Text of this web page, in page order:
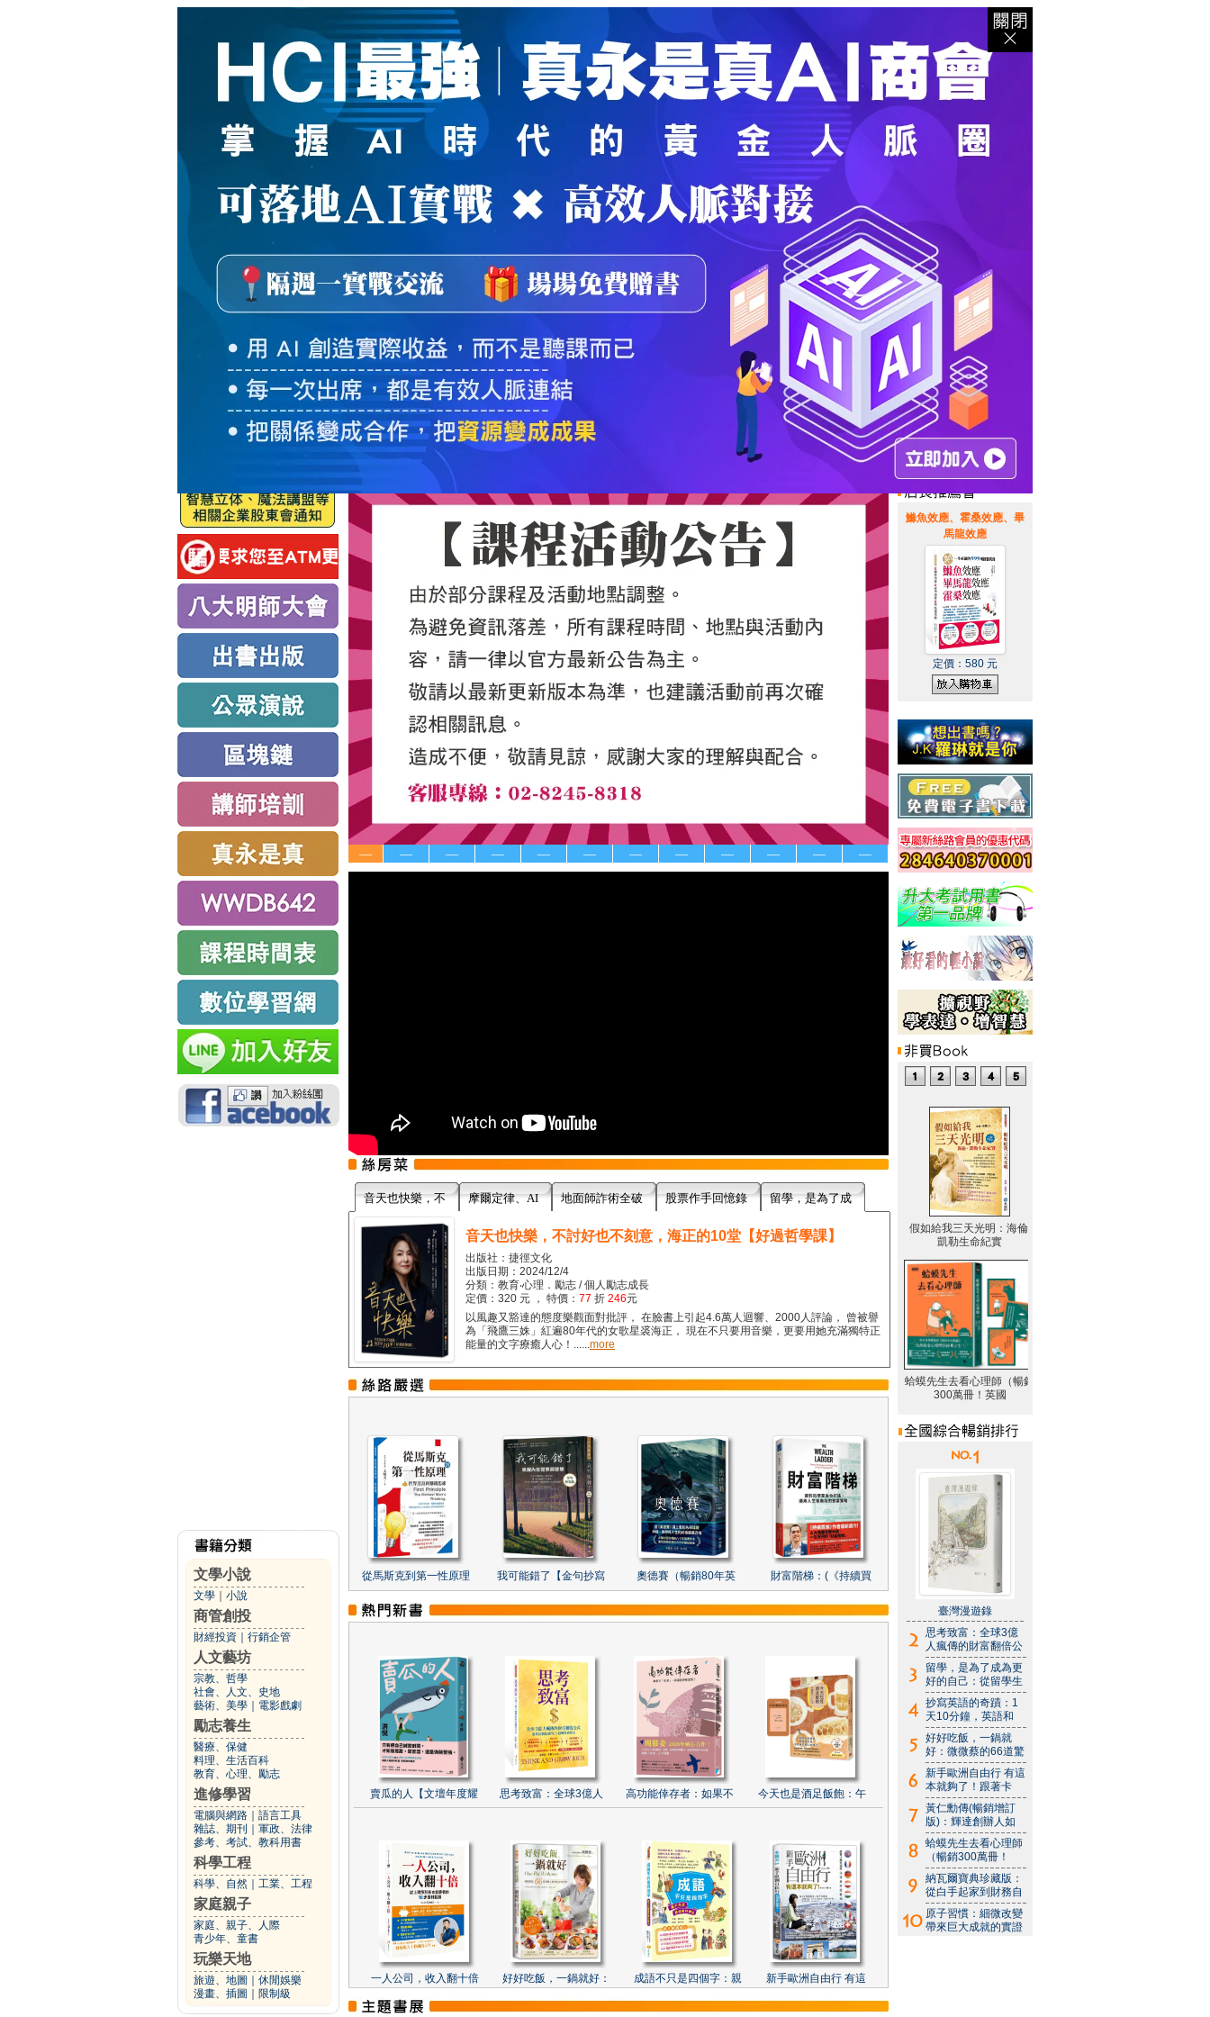
登入｜註冊｜會員中心 結帳
魔法弟子｜自資出版｜電子書 ｜客服中心｜ 智慧型立体會員
國際級品牌課程|優惠通知|霹靂英雄音樂精選|
文學小說
文學 小說
商管創投
財經投資 行銷企管
人文藝坊
宗教、哲學
社會、人文、史地
藝術、美學
電影戲劇
勵志養生
醫療、保健
料理、生活百科
教育、心理、勵志
進修學習
電腦與網路
語言工具
雜誌、期刊
軍政、法律
參考、考試、教科用書
科學工程
科學、自然 工業、工程
家庭親子
家庭、親子、人際
青少年、童書
玩樂天地
旅遊、地圖
休閒娛樂
漫畫、插圖
限制級
— — — — — — — — — — — —
音天也快樂，不 摩爾定律、AI 地面師詐術全破 股票作手回憶錄 留學，是為了成
音天也快樂，不討好也不刻意，海正的10堂【好過哲學課】
出版社：捷徑文化
出版日期：2024/12/4
分類：教育‧心理．勵志 / 個人勵志成長
定價：320 元 ， 特價： 77 折 246元
以風趣又豁達的態度樂觀面對批評， 在臉書上引起4.6萬人迴響、2000人評論， 曾被譽
為「飛鷹三姝」紅遍80年代的女歌星裘海正， 現在不只要用音樂，更要用她充滿獨特正
能量的文字療癒人心！......more
從馬斯克到第一性原理 我可能錯了【金句抄寫 奧德賽（暢銷80年英 財富階梯：(《持續買
賣瓜的人【文壇年度耀 思考致富：全球3億人 高功能倖存者：如果不 今天也是酒足飯飽：午
一人公司，收入翻十倍 好好吃飯，一鍋就好： 成語不只是四個字：親 新手歐洲自由行 有這
鰷魚效應、霍桑效應、畢
馬龍效應
定價： 580 元
臺灣漫遊錄
思考致富：全球3億
人瘋傳的財富翻倍公
留學，是為了成為更
好的自己：從留學生
抄寫英語的奇蹟：1
天10分鐘，英語和
好好吃飯，一鍋就
好：微微蔡的66道驚
新手歐洲自由行 有這
本就夠了！跟著卡
黃仁勳傳(暢銷增訂
版)：輝達創辦人如
蛤蟆先生去看心理師
（暢銷300萬冊！
納瓦爾寶典珍藏版：
從白手起家到財務自
原子習慣：細微改變
帶來巨大成就的實證